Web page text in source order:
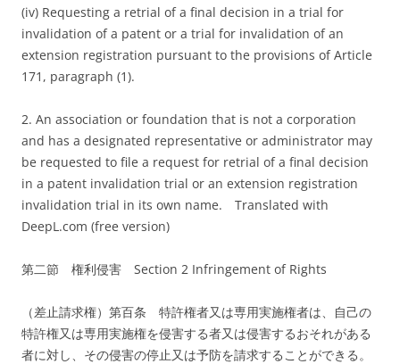
(iv) Requesting a retrial of a final decision in a trial for
invalidation of a patent or a trial for invalidation of an
extension registration pursuant to the provisions of Article
171, paragraph (1).
2. An association or foundation that is not a corporation
and has a designated representative or administrator may
be requested to file a request for retrial of a final decision
in a patent invalidation trial or an extension registration
invalidation trial in its own name. Translated with
DeepL.com (free version)
第二節 権利侵害 Section 2 Infringement of Rights
（差止請求権）第百条 特許権者又は専用実施権者は、自己の
特許権又は専用実施権を侵害する者又は侵害するおそれがある
者に対し、その侵害の停止又は予防を請求することができる。